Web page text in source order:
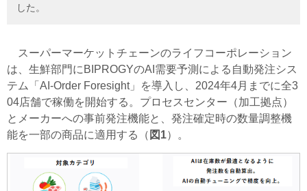
した。
スーパーマーケットチェーンのライフコーポレーション
は、生鮮部門にBIPROGYのAI需要予測による自動発注シス
テム「AI-Order Foresight」を導入し、2024年4月までに全3
04店舗で稼働を開始する。プロセスセンター（加工拠点）
とメーカーへの事前発注機能と、発注確定時の数量調整機
能を一部の商品に適用する（ 図1）。